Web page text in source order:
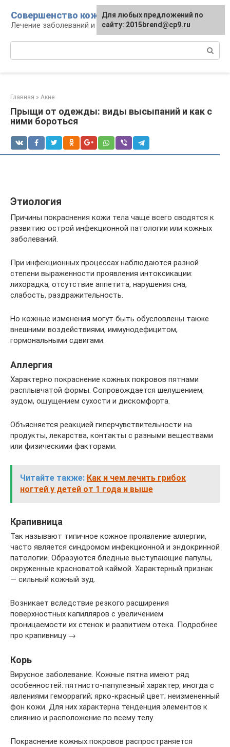
контенту
Совершенство кожи
Лечение заболеваний и уход за кожей
Главная » Акне
Прыщи от одежды: виды высыпаний и как с
ними бороться
Этиология
Причины покраснения кожи тела чаще всего сводятся к
развитию острой инфекционной патологии или кожных
заболеваний.
При инфекционных процессах наблюдаются разной
степени выраженности проявления интоксикации:
лихорадка, отсутствие аппетита, нарушения сна,
слабость, раздражительность.
Но кожные изменения могут быть обусловлены также
внешними воздействиями, иммунодефицитом,
гормональными сдвигами.
Аллергия
Характерно покраснение кожных покровов пятнами
расплывчатой формы. Сопровождается шелушением,
зудом, ощущением сухости и дискомфорта.
Объясняется реакцией гиперчувствительности на
продукты, лекарства, контакты с разными веществами
или физическими факторами.
Читайте также: Как и чем лечить грибок
ногтей у детей от 1 года и выше
Крапивница
Так называют типичное кожное проявление аллергии,
часто является синдромом инфекционной и эндокринной
патологии. Образуются бледные выступающие папулы,
окруженные красноватой каймой. Характерный признак
— сильный кожный зуд.
Возникает вследствие резкого расширения
поверхностных капилляров с увеличением
проницаемости их стенок и развитием отека. Подробнее
про крапивницу →
Корь
Вирусное заболевание. Кожные пятна имеют ряд
особенностей: пятнисто-папулезный характер, иногда с
явлениями геморрагий; ярко-красный цвет; неизмененный
фон кожи. Для них характерна тенденция элементов к
слиянию и расположение по всему телу.
Покраснение кожных покровов распространяется
Для любых предложений по
сайту: 2015brend@cp9.ru